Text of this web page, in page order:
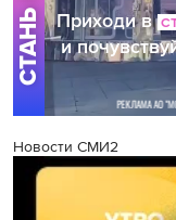
Новости СМИ2